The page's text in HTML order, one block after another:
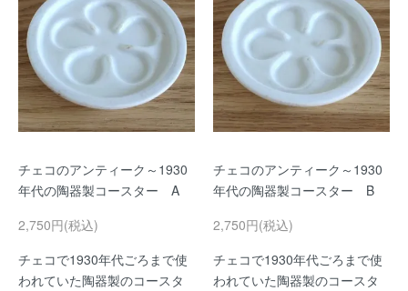
チェコのアンティーク～1930
年代の陶器製コースター A
2,750円(税込)
チェコで1930年代ごろまで使
われていた陶器製のコースタ
チェコのアンティーク～1930
年代の陶器製コースター B
2,750円(税込)
チェコで1930年代ごろまで使
われていた陶器製のコースタ